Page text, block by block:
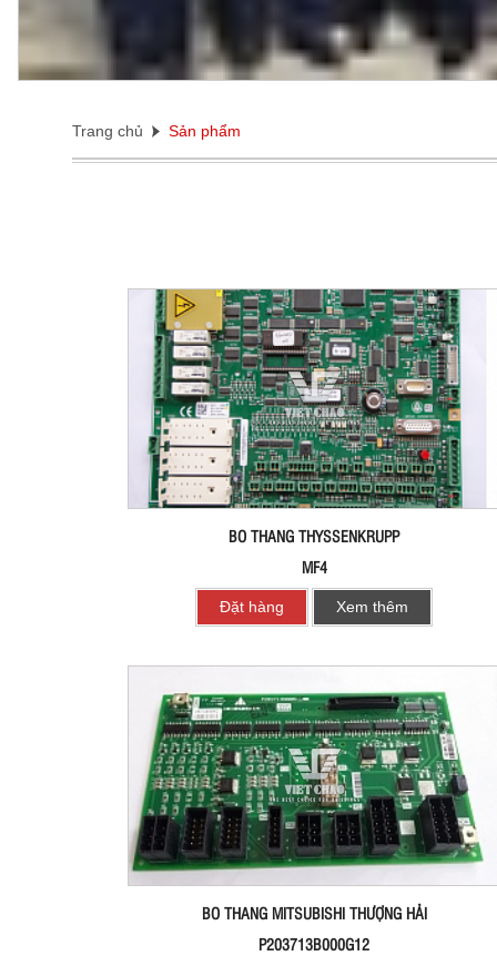
Trang chủ Sản phẩm
BO THANG THYSSENKRUPP
MF4
Đặt hàng Xem thêm
BO THANG MITSUBISHI THƯỢNG HẢI
P203713B000G12